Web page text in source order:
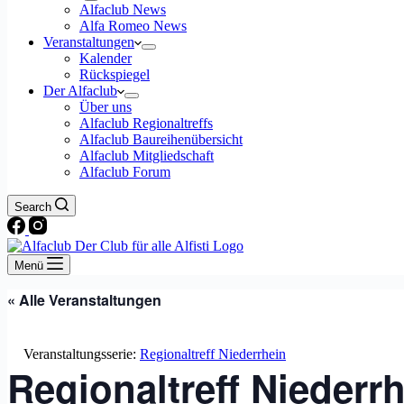
Alfaclub News
Alfa Romeo News
Veranstaltungen
Kalender
Rückspiegel
Der Alfaclub
Über uns
Alfaclub Regionaltreffs
Alfaclub Baureihenübersicht
Alfaclub Mitgliedschaft
Alfaclub Forum
Search
Menü
« Alle Veranstaltungen
Veranstaltungsserie: Regionaltreff Niederrhein
Regionaltreff